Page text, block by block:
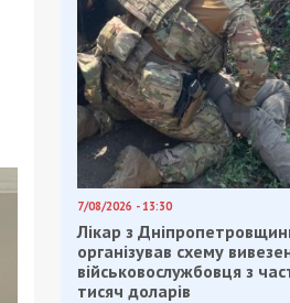
7/08/2026 - 13:30
Лікар з
організував схему
військовослужбовця з
тисяч доларів